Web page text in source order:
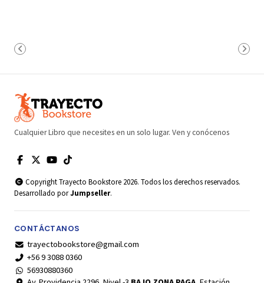
Cualquier Libro que necesites en un solo lugar. Ven y conócenos
Copyright Trayecto Bookstore 2026. Todos los derechos reservados.
Desarrollado porJumpseller.
CONTÁCTANOS
trayectobookstore@gmail.com
+56 9 3088 0360
56930880360